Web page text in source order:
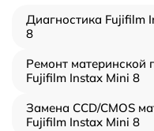
Диагностика Fujifilm
8
Ремонт материнской
Fujifilm Instax Mini 8
Замена CCD/CMOS
Fujifilm Instax Mini 8